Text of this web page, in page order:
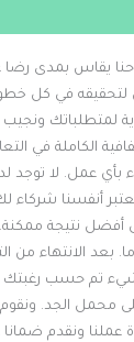
يقاس بمدى رضا
في كل خطوة.
ونجيب
الكاملة في
لا توجد لدينا
أنفسنا شركاء لك
نتيجة ممكنة. نحن
الانتهاء من
حسب رغبتك
الجد. ونقوم
ونقدم ضمانا